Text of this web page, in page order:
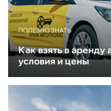
ПОЛЕЗНО ЗНАТЬ
Как взять в аренду
условия и цены